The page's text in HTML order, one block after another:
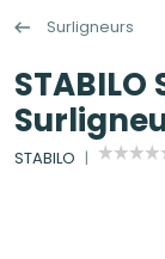
?
Surligneurs
STABILO
STABILO